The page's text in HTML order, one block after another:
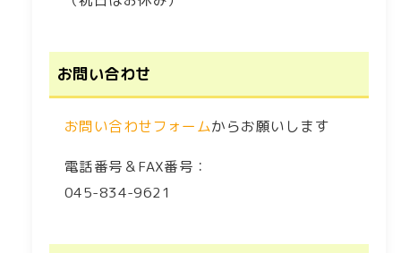
お問い合わせ
お問い合わせフォームからお願いします
電話番号＆FAX番号：
045-834-9621